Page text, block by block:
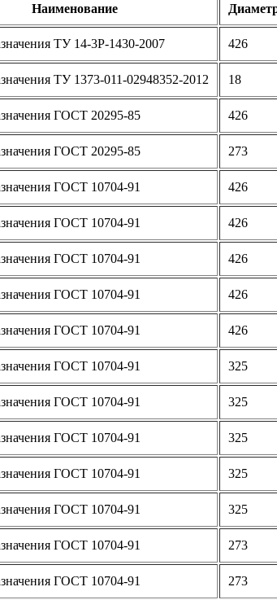
Наименование
ТУ 14-3Р-1430-2007 426
ТУ 1373-011-02948352-2012 18
ГОСТ 20295-85 426
ГОСТ 20295-85 273
ГОСТ 10704-91 426
ГОСТ 10704-91 426
ГОСТ 10704-91 426
ГОСТ 10704-91 426
ГОСТ 10704-91 426
ГОСТ 10704-91 325
ГОСТ 10704-91 325
ГОСТ 10704-91 325
ГОСТ 10704-91 325
ГОСТ 10704-91 325
ГОСТ 10704-91 273
ГОСТ 10704-91 273